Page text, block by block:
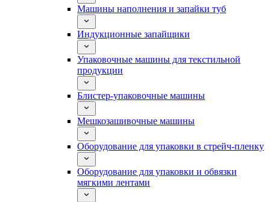
Машины наполнения и запайки туб
Индукционные запайщики
Упаковочные машины для текстильной
продукции
Блистер-упаковочные машины
Мешкозашивочные машины
Оборудование для упаковки в стрейч-пленку
Оборудование для упаковки и обвязки
мягкими лентами